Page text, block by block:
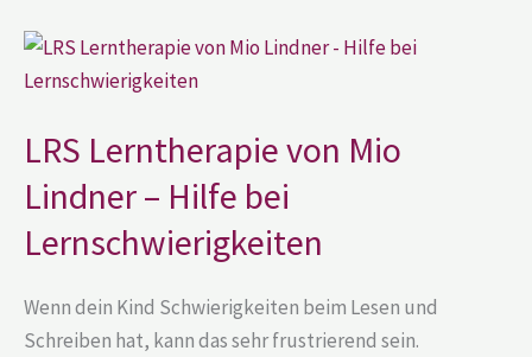
LRS Lerntherapie von Mio
Lindner – Hilfe bei
Lernschwierigkeiten
Wenn dein Kind Schwierigkeiten beim Lesen und
Schreiben hat, kann das sehr frustrierend sein.
LRS
Lerntherapie
von
–
Hilfe
Lernschwierigkeiten